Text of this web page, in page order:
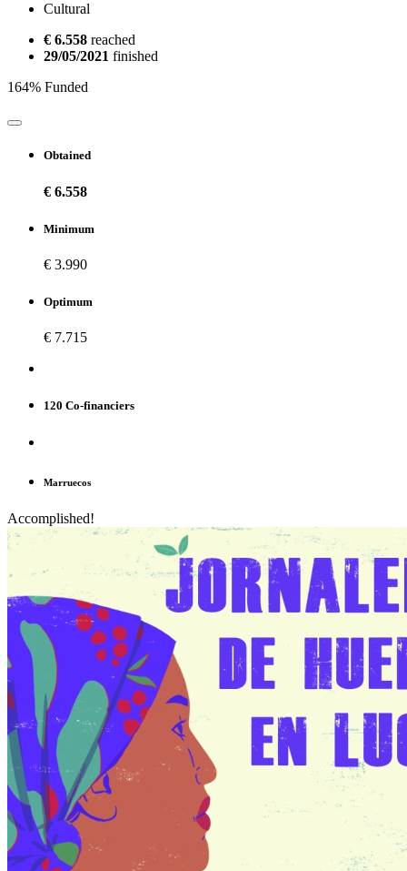
Cultural
€ 6.558 reached
29/05/2021 finished
164% Funded
Obtained
€ 6.558
Minimum
€ 3.990
Optimum
€ 7.715
120 Co-financiers
Marruecos
Accomplished!